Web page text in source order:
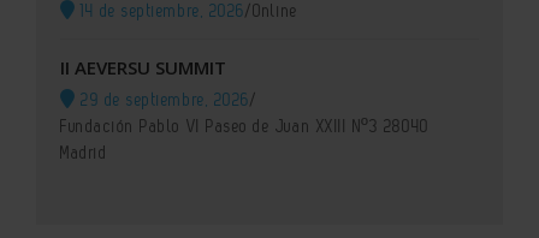
14 de septiembre, 2026/Online
II AEVERSU SUMMIT
29 de septiembre, 2026/
Fundación Pablo VI Paseo de Juan XXIII Nº3 28040
Madrid